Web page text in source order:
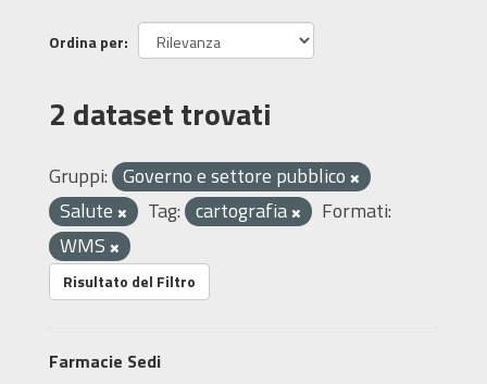
Ordina per
2 dataset trovati
Gruppi: Governo e settore pubblico
Salute
Tag: cartografia
Formati:
WMS
Risultato del Filtro
Farmacie Sedi